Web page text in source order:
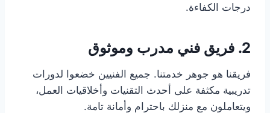
درجات الكفاءة.
2. فريق فني مدرب وموثوق
فريقنا هو جوهر خدمتنا. جميع الفنيين خضعوا لدورات
تدريبية مكثفة على أحدث التقنيات وأخلاقيات العمل،
ويتعاملون مع منزلك باحترام وأمانة تامة.